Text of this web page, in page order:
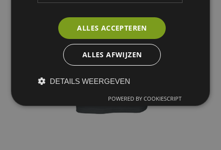
ALLES ACCEPTEREN
ALLES AFWIJZEN
DETAILS WEERGEVEN
POWERED BY COOKIESCRIPT